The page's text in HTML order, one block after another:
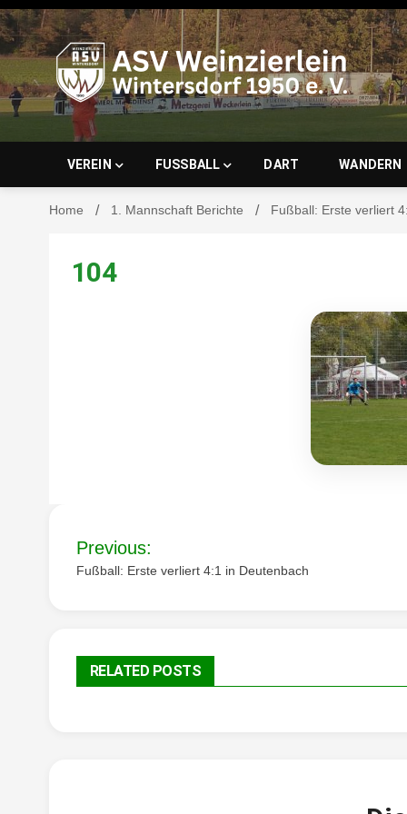
Skip
to
content
ASV
VEREIN FUSSBALL DART WANDERN
Home 1. Mannschaft Berichte Fußball: Erste verliert
104
Beitragsnavigation
Previous:
Fußball: Erste verliert 4:1 in Deutenbach
RELATED POSTS